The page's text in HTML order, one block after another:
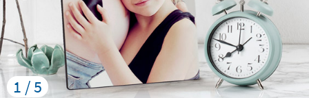
1 / 5